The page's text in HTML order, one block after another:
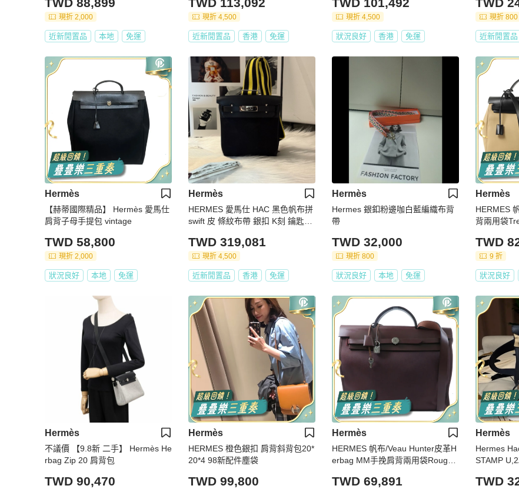
現折 2,000
近新閒置品 本地 免運
現折 4,500
近新閒置品 香港 免運
現折 4,500
狀況良好 香港 免運
現折 800
近新閒置品
Hermès
【赫蒂國際精品】 Hermès 愛馬仕
肩背子母手提包 vintage
TWD 58,800
現折 2,000
狀況良好 本地 免運
Hermès
HERMES 愛馬仕 HAC 黑色帆布拼
swift 皮 條紋布帶 銀扣 K刻 鑰匙鎖
TWD 319,081
現折 4,500
近新閒置品 香港 免運
Hermès
Hermes 銀釦粉邊咖白藍編織布背
帶
TWD 32,000
現折 800
狀況良好 本地 免運
Hermès
HERMES
背兩用袋
TWD
9 折
狀況良好
Hermès
不議價 【9.8新 二手】 Hermès He
rbag Zip 20 肩背包
TWD 90,470
Hermès
HERMES 橙色銀扣 肩背斜背包20*
20*4 98新配件塵袋
TWD 99,800
Hermès
HERMES 帆布/Veau Hunter皮革H
erbag MM手挽肩背兩用袋Rouge
TWD 69,891
Hermès
Hermes
STAMP
ck ✅塵袋
TWD